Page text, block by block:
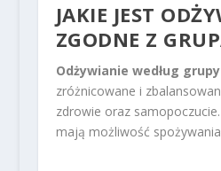
JAKIE JEST
ZGODNE Z
Odżywianie według
zróżnicowane i
zdrowie oraz
mają możliwość